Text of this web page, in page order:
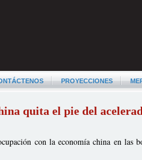
PROYECCIONES
quita el pie del
con la economía china en las